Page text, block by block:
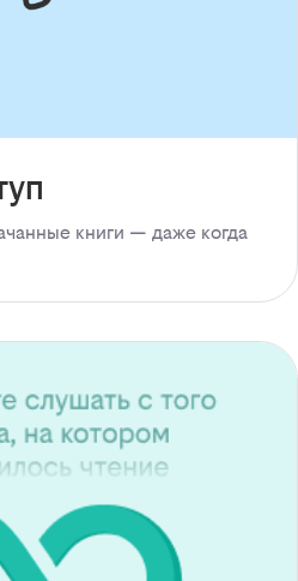
книги — даже когда